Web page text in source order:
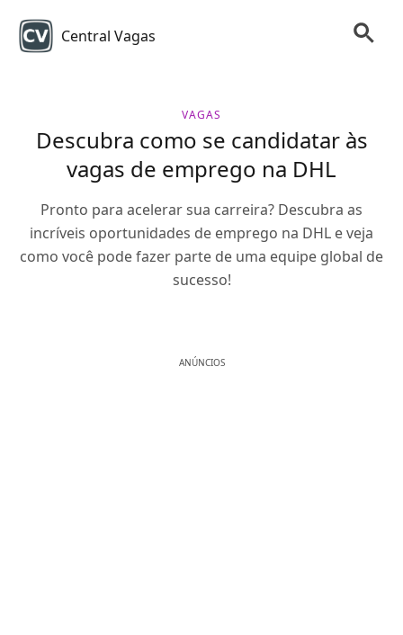
Central Vagas
VAGAS
Descubra como se candidatar às
vagas de emprego na DHL
Pronto para acelerar sua carreira? Descubra as
incríveis oportunidades de emprego na DHL e veja
como você pode fazer parte de uma equipe global de
sucesso!
ANÚNCIOS